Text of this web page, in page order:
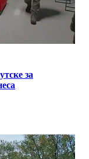
за